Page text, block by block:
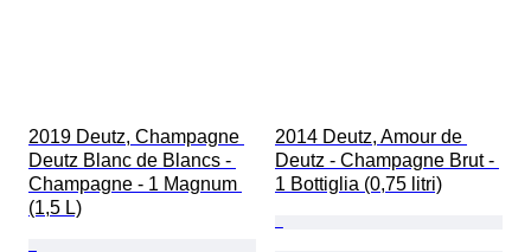
2019 Deutz, Champagne
Deutz Blanc de Blancs -
Champagne - 1 Magnum
(1,5 L)
2014 Deutz, Amour de
Deutz - Champagne Brut -
1 Bottiglia (0,75 litri)